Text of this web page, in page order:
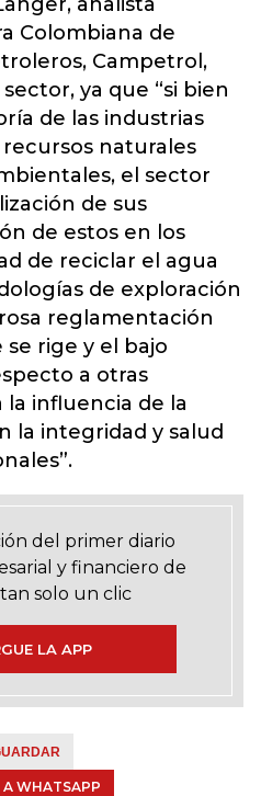
Colombiana de
Campetrol,
ya que “si bien
de las industrias
naturales
el sector
de sus
de estos en los
de reciclar el agua
de exploración
reglamentación
rige y el bajo
a otras
la influencia de la
la integridad y salud
del primer diario
y financiero de
solo un clic
LA APP
A WHATSAPP